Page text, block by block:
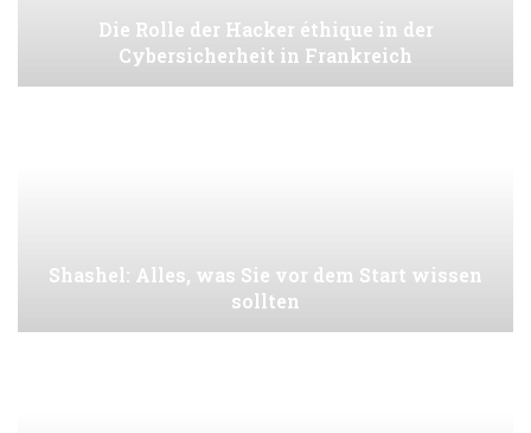
Die Rolle der Hacker éthique in der
Cybersicherheit in Frankreich
Shashel: Alles, was Sie vor dem Start wissen
sollten